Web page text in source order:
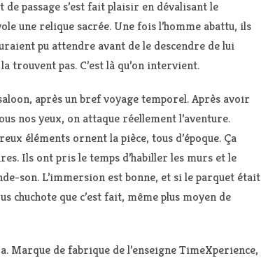
passage s’est fait plaisir en dévalisant le
une relique sacrée. Une fois l’homme abattu, ils
pu attendre avant de le descendre de lui
trouvent pas. C’est là qu’on intervient.
après un bref voyage temporel. Après avoir
nos yeux, on attaque réellement l’aventure.
éléments ornent la pièce, tous d’époque. Ça
Ils ont pris le temps d’habiller les murs et le
son. L’immersion est bonne, et si le parquet était
chuchote que c’est fait, même plus moyen de
Marque de fabrique de l’enseigne TimeXperience,